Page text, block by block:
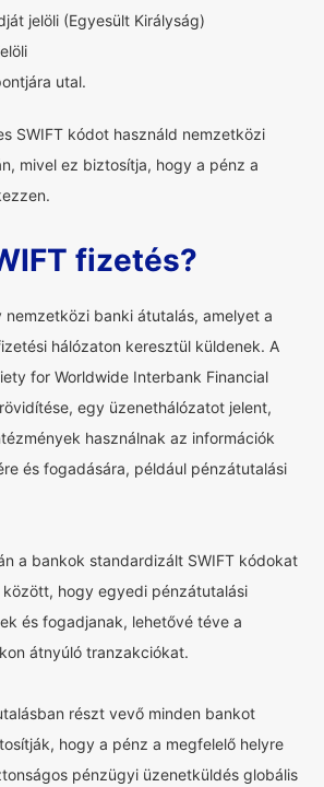
jelöli (Egyesült Királyság)
utal.
SWIFT kódot használd nemzetközi
mivel ez biztosítja, hogy a pénz a
fizetés?
nemzetközi banki átutalás, amelyet a
hálózaton keresztül küldenek. A
for Worldwide Interbank Financial
egy üzenethálózatot jelent,
használnak az információk
és fogadására, például pénzátutalási
a bankok standardizált SWIFT kódokat
között, hogy egyedi pénzátutalási
és fogadjanak, lehetővé téve a
átnyúló tranzakciókat.
részt vevő minden bankot
hogy a pénz a megfelelő helyre
pénzügyi üzenetküldés globális